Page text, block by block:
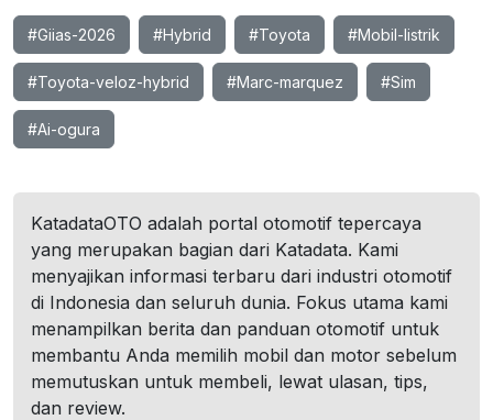
#Giias-2026 #Hybrid #Toyota #Mobil-listrik
#Toyota-veloz-hybrid #Marc-marquez #Sim
#Ai-ogura
KatadataOTO adalah portal otomotif tepercaya
yang merupakan bagian dari Katadata. Kami
menyajikan informasi terbaru dari industri otomotif
di Indonesia dan seluruh dunia. Fokus utama kami
menampilkan berita dan panduan otomotif untuk
membantu Anda memilih mobil dan motor sebelum
memutuskan untuk membeli, lewat ulasan, tips,
dan review.